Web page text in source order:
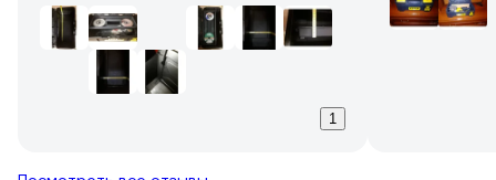
диском стенки ящика, придётся
откручивать ручку. Внутренние
размеры: длина 460 мм, ширина в
узком месте 200 мм, ширина в
края крышки 230 мм, глубина лотка 40
1
он самый